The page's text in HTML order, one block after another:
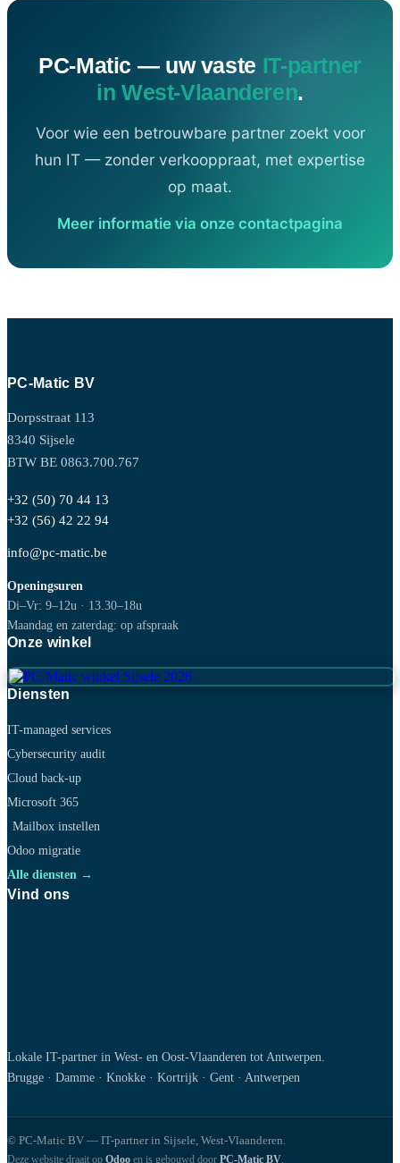
PC-Matic — uw vaste IT-partner
in West-Vlaanderen.
Voor wie een betrouwbare partner zoekt voor
hun IT — zonder verkooppraat, met expertise
op maat.
Meer informatie via onze contactpagina
PC-Matic BV
Dorpsstraat 113
8340 Sijsele
BTW BE 0863.700.767
+32 (50) 70 44 13
+32 (56) 42 22 94
info@pc-matic.be
Openingsuren
Di–Vr: 9–12u · 13.30–18u
Maandag en zaterdag: op afspraak
Onze winkel
Diensten
IT-managed services
Cybersecurity audit
Cloud back-up
Microsoft 365
Mailbox instellen
Odoo migratie
Alle diensten →
Vind ons
Lokale IT-partner in West- en Oost-Vlaanderen tot Antwerpen.
Brugge · Damme · Knokke · Kortrijk · Gent · Antwerpen
© PC-Matic BV — IT-partner in Sijsele, West-Vlaanderen.
Deze website draait op Odoo en is gebouwd door PC-Matic BV.